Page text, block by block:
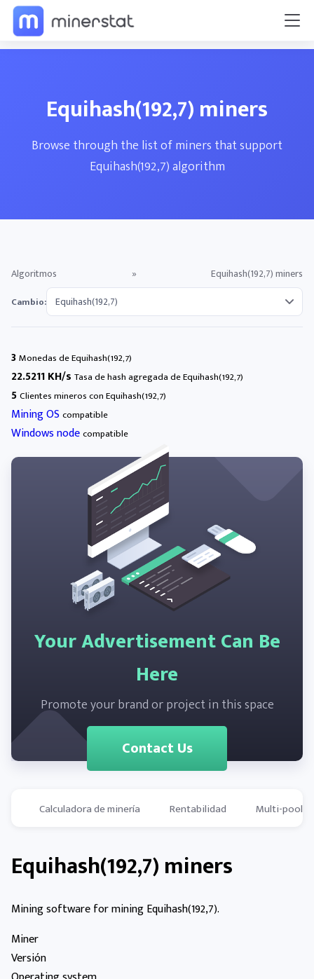
Equihash(192,7) miners
Browse through the list of miners that support
Equihash(192,7) algorithm
Algoritmos » Equihash(192,7) miners
Cambio:
3Monedas de Equihash(192,7)
22.5211 KH/s Tasa de hash agregada de Equihash(192,7)
5Clientes mineros con Equihash(192,7)
Mining OS compatible
Windows nodecompatible
Your Advertisement Can Be
Here
Promote your brand or project in this space
Contact Us
Calculadora de minería Rentabilidad Multi-pools
Equihash(192,7) miners
Mining software for mining Equihash(192,7).
Miner
Versión